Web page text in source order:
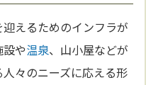
迎えるためのインフラが
や温泉、山小屋などが
人々のニーズに応える形